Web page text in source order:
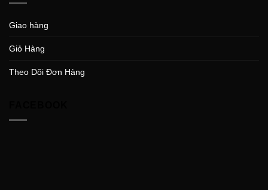
Giao hàng
Giỏ Hàng
Theo Dõi Đơn Hàng